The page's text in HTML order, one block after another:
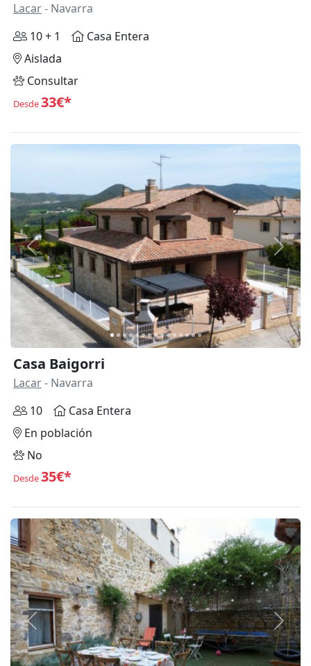
Lacar- Navarra
10 + 1
Casa Entera
Aislada
Consultar
Desde33€*
Anterior
Casa Baigorri
Lacar- Navarra
10
Casa Entera
En población
No
Desde35€*
Anterior